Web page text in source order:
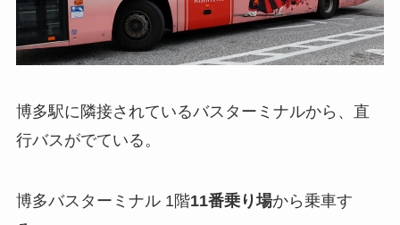
博多駅に隣接されているバスターミナルから、直
行バスがでている。
博多バスターミナル 1階11番乗り場から乗車す